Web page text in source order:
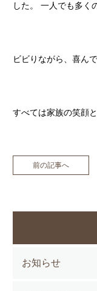
した。 一人でも多く
ビビりながら、喜ん
すべては家族の笑顔
前の記事へ
お知らせ